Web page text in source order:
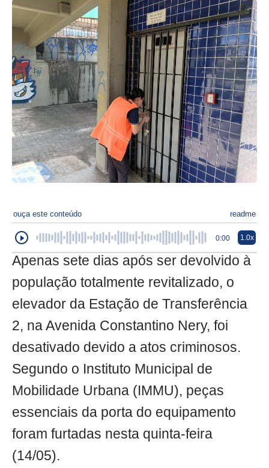
ouça este conteúdo readme
0:00 1.0x
Apenas sete dias após ser devolvido à
população totalmente revitalizado, o
elevador da Estação de Transferência
2, na Avenida Constantino Nery, foi
desativado devido a atos criminosos.
Segundo o Instituto Municipal de
Mobilidade Urbana (IMMU), peças
essenciais da porta do equipamento
foram furtadas nesta quinta-feira
(14/05).